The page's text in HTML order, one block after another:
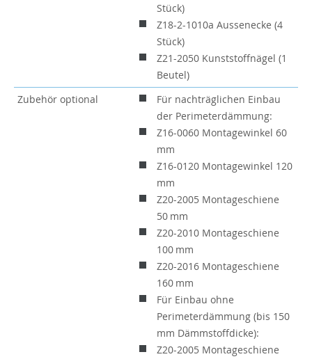
Stück)
Z18-2-1010a Aussenecke (4
Stück)
Z21-2050 Kunststoffnägel (1
Beutel)
Zubehör optional
Für nachträglichen Einbau
der Perimeterdämmung:
Z16-0060 Montagewinkel 60
mm
Z16-0120 Montagewinkel 120
mm
Z20-2005 Montageschiene
50 mm
Z20-2010 Montageschiene
100 mm
Z20-2016 Montageschiene
160 mm
Für Einbau ohne
Perimeterdämmung (bis 150
mm Dämmstoffdicke):
Z20-2005 Montageschiene